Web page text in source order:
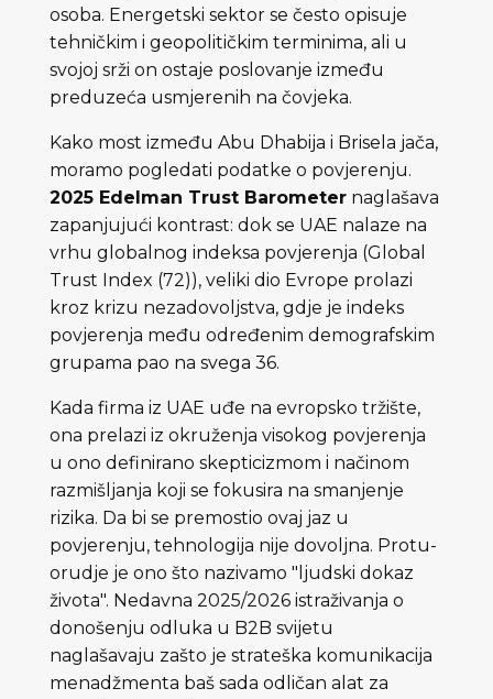
osoba. Energetski sektor se često opisuje
tehničkim i geopolitičkim terminima, ali u
svojoj srži on ostaje poslovanje između
preduzeća usmjerenih na čovjeka.
Kako most između Abu Dhabija i Brisela jača,
moramo pogledati podatke o povjerenju.
2025 Edelman Trust Barometer naglašava
zapanjujući kontrast: dok se UAE nalaze na
vrhu globalnog indeksa povjerenja (Global
Trust Index (72)), veliki dio Evrope prolazi
kroz krizu nezadovoljstva, gdje je indeks
povjerenja među određenim demografskim
grupama pao na svega 36.
Kada firma iz UAE uđe na evropsko tržište,
ona prelazi iz okruženja visokog povjerenja
u ono definirano skepticizmom i načinom
razmišljanja koji se fokusira na smanjenje
rizika. Da bi se premostio ovaj jaz u
povjerenju, tehnologija nije dovoljna. Protu-
orudje je ono što nazivamo "ljudski dokaz
života". Nedavna 2025/2026 istraživanja o
donošenju odluka u B2B svijetu
naglašavaju zašto je strateška komunikacija
menadžmenta baš sada odličan alat za